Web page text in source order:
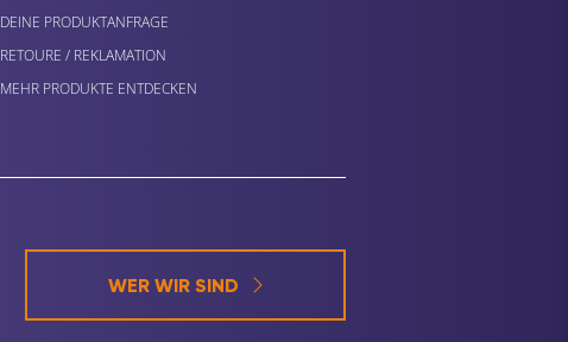
DEINE PRODUKTANFRAGE
RETOURE / REKLAMATION
MEHR PRODUKTE ENTDECKEN
WER WIR SIND